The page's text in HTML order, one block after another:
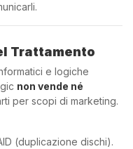
Trattamento
e logiche
non vende né
per scopi di marketing.
(duplicazione dischi).